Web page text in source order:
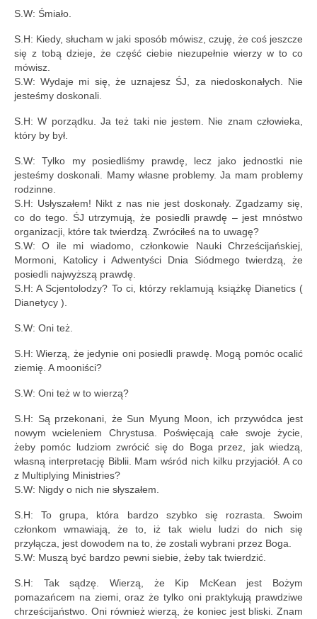
S.W: Śmiało.
S.H: Kiedy, słucham w jaki sposób mówisz, czuję, że coś jeszcze
się z tobą dzieje, że część ciebie niezupełnie wierzy w to co
mówisz.
S.W: Wydaje mi się, że uznajesz ŚJ, za niedoskonałych. Nie
jesteśmy doskonali.
S.H: W porządku. Ja też taki nie jestem. Nie znam człowieka,
który by był.
S.W: Tylko my posiedliśmy prawdę, lecz jako jednostki nie
jesteśmy doskonali. Mamy własne problemy. Ja mam problemy
rodzinne.
S.H: Usłyszałem! Nikt z nas nie jest doskonały. Zgadzamy się,
co do tego. ŚJ utrzymują, że posiedli prawdę – jest mnóstwo
organizacji, które tak twierdzą. Zwróciłeś na to uwagę?
S.W: O ile mi wiadomo, członkowie Nauki Chrześcijańskiej,
Mormoni, Katolicy i Adwentyści Dnia Siódmego twierdzą, że
posiedli najwyższą prawdę.
S.H: A Scjentolodzy? To ci, którzy reklamują książkę Dianetics (
Dianetycy ).
S.W: Oni też.
S.H: Wierzą, że jedynie oni posiedli prawdę. Mogą pomóc ocalić
ziemię. A mooniści?
S.W: Oni też w to wierzą?
S.H: Są przekonani, że Sun Myung Moon, ich przywódca jest
nowym wcieleniem Chrystusa. Poświęcają całe swoje życie,
żeby pomóc ludziom zwrócić się do Boga przez, jak wiedzą,
własną interpretację Biblii. Mam wśród nich kilku przyjaciół. A co
z Multiplying Ministries?
S.W: Nigdy o nich nie słyszałem.
S.H: To grupa, która bardzo szybko się rozrasta. Swoim
członkom wmawiają, że to, iż tak wielu ludzi do nich się
przyłącza, jest dowodem na to, że zostali wybrani przez Boga.
S.W: Muszą być bardzo pewni siebie, żeby tak twierdzić.
S.H: Tak sądzę. Wierzą, że Kip McKean jest Bożym
pomazańcem na ziemi, oraz że tylko oni praktykują prawdziwe
chrześcijaństwo. Oni również wierzą, że koniec jest bliski. Znam